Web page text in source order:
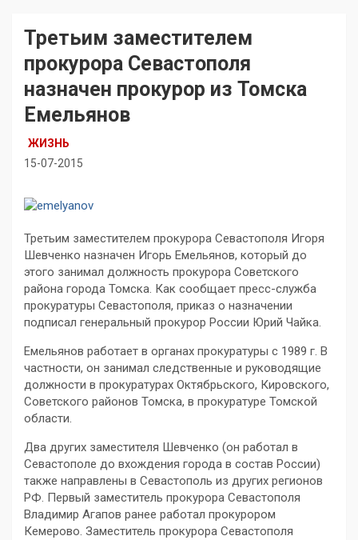
Третьим заместителем
прокурора Севастополя
назначен прокурор из Томска
Емельянов
ЖИЗНЬ
15-07-2015
Третьим заместителем прокурора Севастополя Игоря
Шевченко назначен Игорь Емельянов, который до
этого занимал должность прокурора Советского
района города Томска. Как сообщает пресс-служба
прокуратуры Севастополя, приказ о назначении
подписал генеральный прокурор России Юрий Чайка.
Емельянов работает в органах прокуратуры с 1989 г. В
частности, он занимал следственные и руководящие
должности в прокуратурах Октябрьского, Кировского,
Советского районов Томска, в прокуратуре Томской
области.
Два других заместителя Шевченко (он работал в
Севастополе до вхождения города в состав России)
также направлены в Севастополь из других регионов
РФ. Первый заместитель прокурора Севастополя
Владимир Агапов ранее работал прокурором
Кемерово. Заместитель прокурора Севастополя